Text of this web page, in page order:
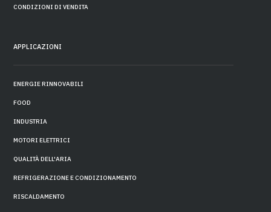
CONDIZIONI DI VENDITA
APPLICAZIONI
ENERGIE RINNOVABILI
FOOD
INDUSTRIA
MOTORI ELETTRICI
QUALITÀ DELL'ARIA
REFRIGERAZIONE E CONDIZIONAMENTO
RISCALDAMENTO